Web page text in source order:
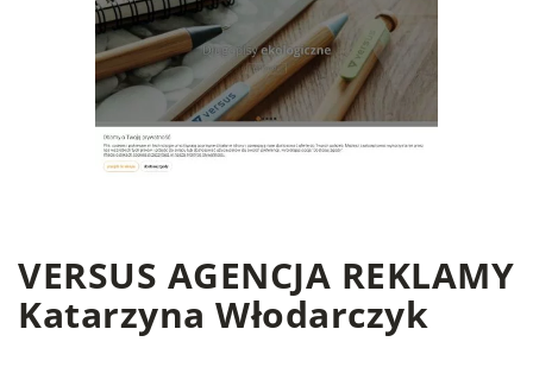
VERSUS AGENCJA REKLAMY
Katarzyna Włodarczyk